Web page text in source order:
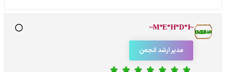
~M*E*H*D*I~
مدیر ارشد انجمن